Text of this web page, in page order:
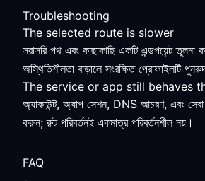
Troubleshooting
The selected route is slower
সরাসরি পথ এবং কাছাকাছি একটি এন্ডপয়েন্ট তুলনা
অস্থিতিশীলতা বাড়ালে সংরক্ষিত প্রোফাইলটি
The service or app still behaves
অ্যাকাউন্ট, অ্যাপ সেশন, DNS আচরণ, এবং সেবা
করুন; রুট পরিবর্তনই একমাত্র পরিবর্তনশীল নয়।
FAQ